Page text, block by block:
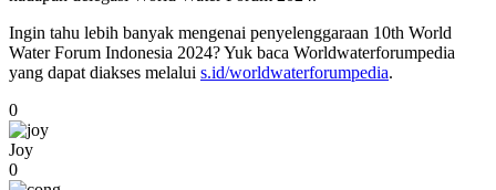
Ingin tahu lebih banyak mengenai penyelenggaraan 10th World
Water Forum Indonesia 2024? Yuk baca Worldwaterforumpedia
yang dapat diakses melalui s.id/worldwaterforumpedia.
0
Joy
0